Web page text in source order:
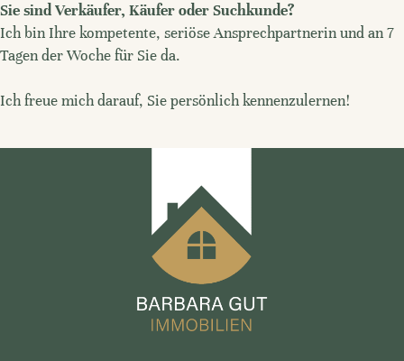
Sie sind Verkäufer, Käufer oder Suchkunde?
Ich bin Ihre kompetente, seriöse Ansprechpartnerin und an 7
Tagen der Woche für Sie da.
Ich freue mich darauf, Sie persönlich kennenzulernen!